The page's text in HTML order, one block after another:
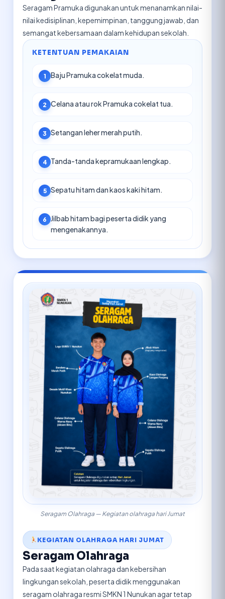
Seragam Pramuka digunakan untuk menanamkan nilai-
nilai kedisiplinan, kepemimpinan, tanggung jawab, dan
semangat kebersamaan dalam kehidupan sekolah.
KETENTUAN PEMAKAIAN
1 Baju Pramuka cokelat muda.
2 Celana atau rok Pramuka cokelat tua.
3 Setangan leher merah putih.
4 Tanda-tanda kepramukaan lengkap.
5 Sepatu hitam dan kaos kaki hitam.
6 Jilbab hitam bagi peserta didik yang
mengenakannya.
Seragam Olahraga — Kegiatan olahraga hari Jumat
KEGIATAN OLAHRAGA HARI JUMAT
Seragam Olahraga
Pada saat kegiatan olahraga dan kebersihan
lingkungan sekolah, peserta didik menggunakan
seragam olahraga resmi SMKN 1 Nunukan agar tetap